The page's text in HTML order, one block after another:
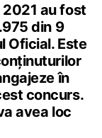
au fost
din 9
Oficial. Este
în
concurs.
avea loc